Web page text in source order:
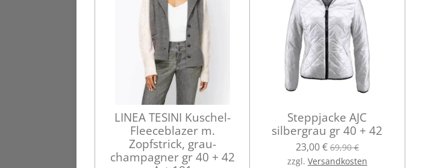
LINEA TESINI Kuschel-
Fleeceblazer m.
Zopfstrick, grau-
champagner gr 40 + 42
Steppjacke AJC
silbergrau gr 40 + 42
23,00 € 69,90 €
zzgl. Versandkosten